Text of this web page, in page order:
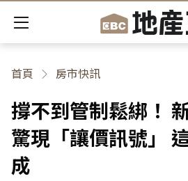
首頁 房市快訊
撐不到管制鬆綁！
驚現「讓價訊號」
成